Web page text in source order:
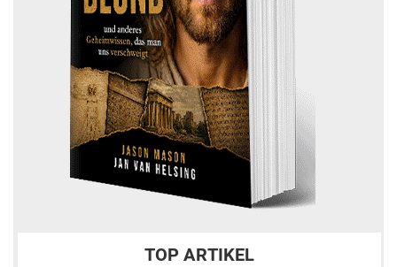
TOP ARTIKEL